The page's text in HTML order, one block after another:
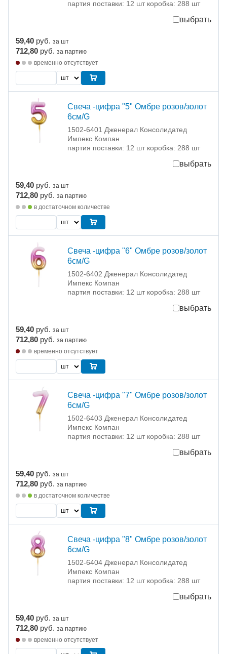
партия поставки: 12 шт коробка: 288 шт
выбрать
59,40 руб. за шт
712,80 руб. за партию
временно отсутствует
Свеча -цифра "5" Омбре розов/золот
6см/G
1502-6401 Дженерал Консолидатед
Импекс Компан
партия поставки: 12 шт коробка: 288 шт
выбрать
59,40 руб. за шт
712,80 руб. за партию
в достаточном количестве
Свеча -цифра "6" Омбре розов/золот
6см/G
1502-6402 Дженерал Консолидатед
Импекс Компан
партия поставки: 12 шт коробка: 288 шт
выбрать
59,40 руб. за шт
712,80 руб. за партию
временно отсутствует
Свеча -цифра "7" Омбре розов/золот
6см/G
1502-6403 Дженерал Консолидатед
Импекс Компан
партия поставки: 12 шт коробка: 288 шт
выбрать
59,40 руб. за шт
712,80 руб. за партию
в достаточном количестве
Свеча -цифра "8" Омбре розов/золот
6см/G
1502-6404 Дженерал Консолидатед
Импекс Компан
партия поставки: 12 шт коробка: 288 шт
выбрать
59,40 руб. за шт
712,80 руб. за партию
временно отсутствует